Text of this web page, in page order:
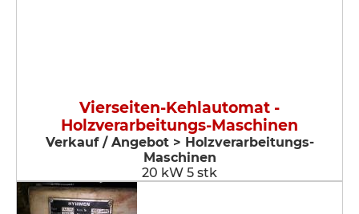
Vierseiten-Kehlautomat -
Holzverarbeitungs-Maschinen
Verkauf / Angebot > Holzverarbeitungs-
Maschinen
20 kW 5 stk